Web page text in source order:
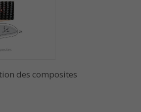
des composites